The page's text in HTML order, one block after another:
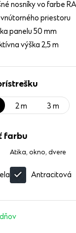
nosníky vo farbe
priestoru
panelu 50 mm
výška 2,5 m
2 m 3 m
farbu
Atika, okno, dvere
Antracitová